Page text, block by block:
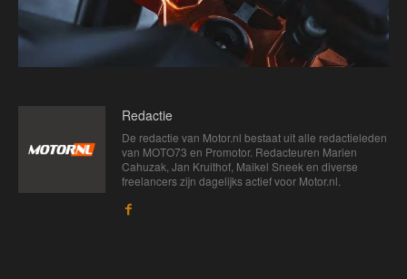
Redactie
De redactie van Motor.nl bestaat uit alle redactieleden
van MOTO73 en Promotor. Redacteuren Marien
Cahuzak, Jan Kruithof, Maikel Sneek en diverse
freelancers zijn dagelijks actief voor Motor.nl.